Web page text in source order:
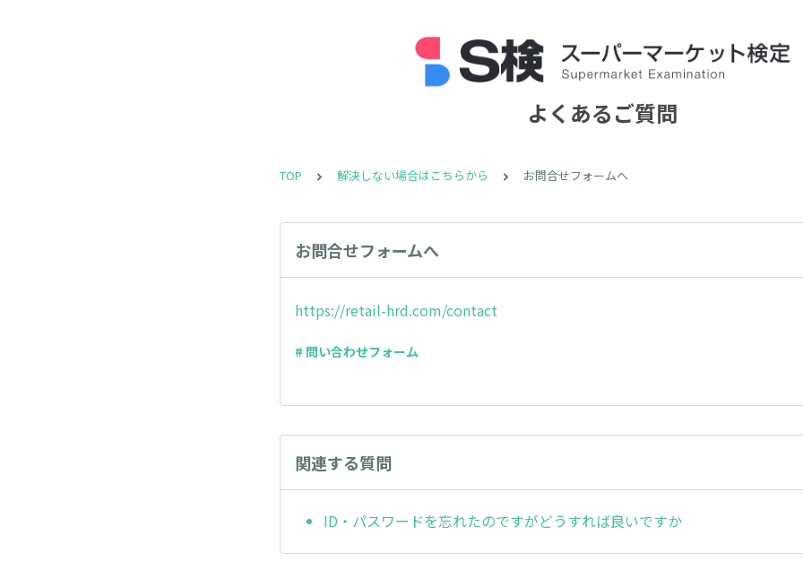
よくあるご質問
TOP 解決しない場合はこちらから お問合せフォームへ
お問合せフォームへ
https://retail-hrd.com/contact
# 問い合わせフォーム
関連する質問
ID・パスワードを忘れたのですがどうすれば良いですか